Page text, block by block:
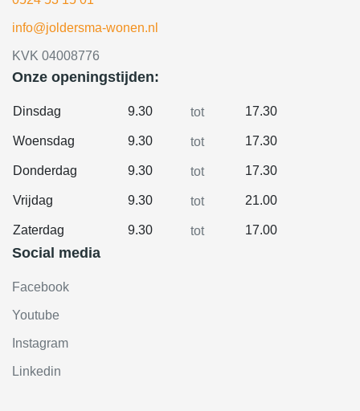
info@joldersma-wonen.nl
KVK 04008776
Onze openingstijden:
Dinsdag 9.30 tot 17.30
Woensdag 9.30 tot 17.30
Donderdag 9.30 tot 17.30
Vrijdag 9.30 tot 21.00
Zaterdag 9.30 tot 17.00
Social media
Facebook
Youtube
Instagram
Linkedin